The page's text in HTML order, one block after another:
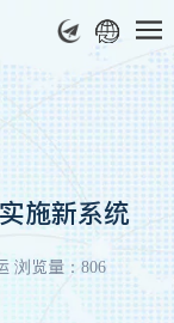
施新系统
浏览量：806